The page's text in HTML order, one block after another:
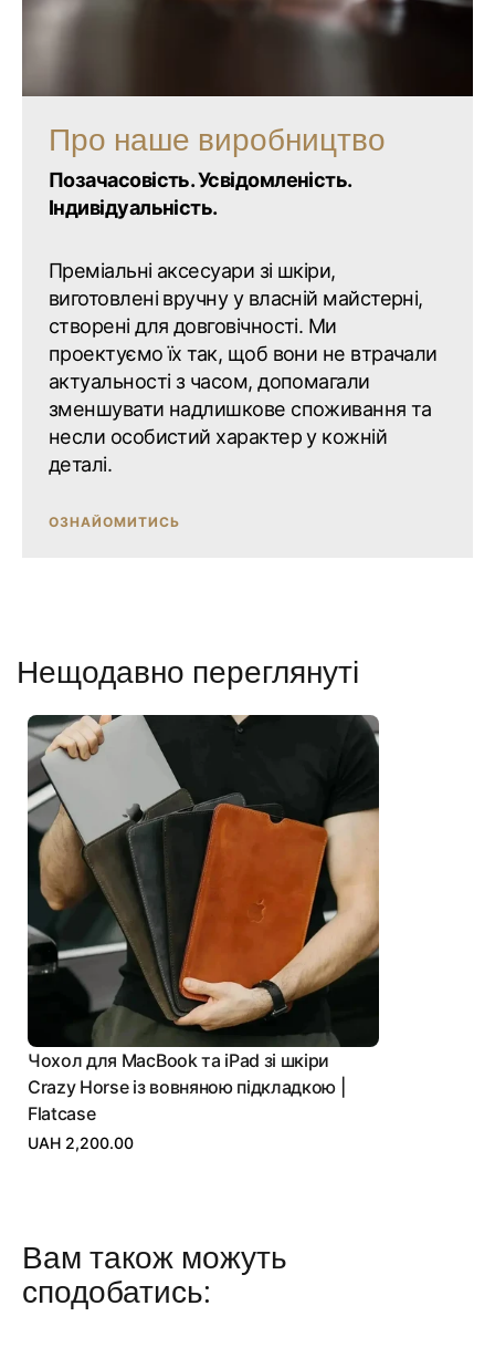
Про наше виробництво
Позачасовість. Усвідомленість.
Індивідуальність.
Преміальні аксесуари зі шкіри,
виготовлені вручну у власній майстерні,
створені для довговічності. Ми
проектуємо їх так, щоб вони не втрачали
актуальності з часом, допомагали
зменшувати надлишкове споживання та
несли особистий характер у кожній
деталі.
ОЗНАЙОМИТИСЬ
Нещодавно переглянуті
Чохол для MacBook та iPad зі шкіри
Crazy Horse із вовняною підкладкою |
Flatcase
UAH 2,200.00
Вам також можуть
сподобатись: